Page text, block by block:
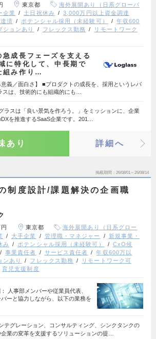
東京都
海外展開あり（日系グローバ
企業 土日祝休み
3,000万円以上資金調達
済 ポテンシャル採用（未経験可）
年収600
ションあり フレックス勤務
リモートワーク
成長フェーズを支える
に特化して、中長期で
組み作り…
意義／面白さ】 ■プロダクトの成長を、採用というレバ
スは、技術的にも組織的にも…
ラスは「良い景気を作ろう。」をミッションに、企業
を推進するSaaS企業です。201…
あり 詳細へ
掲載期間 26/08/01～26/08/14
制度設計/課題解決の企画職
東京都
海外展開あり（日系グロー
大手企業 管理職・マネジャー
新規事業・
み ポテンシャル採用（未経験可）
CxO候
事業責任者 サービス責任者
年収600万以
ンあり フレックス勤務
リモートワーク可
育児支援制度
人事部メンバーや従業員代表、
ーと協力しながら、以下の業務を
テグレーション、コンサルティング、シンクタンクの
業の変革を支援するソリューションの提…